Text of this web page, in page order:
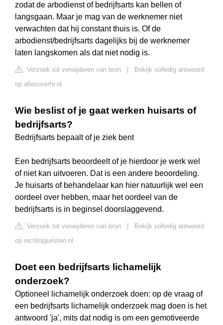
zodat de arbodienst of bedrijfsarts kan bellen of
langsgaan. Maar je mag van de werknemer niet
verwachten dat hij constant thuis is. Of de
arbodienst/bedrijfsarts dagelijks bij de werknemer
laten langskomen als dat niet nodig is.
Verzoek tot verwijderen van bron
Bekijk volledig antwoord
op allesoverhr.nl
Wie beslist of je gaat werken huisarts of
bedrijfsarts?
Bedrijfsarts bepaalt of je ziek bent
Een bedrijfsarts beoordeelt of je hierdoor je werk wel
of niet kan uitvoeren. Dat is een andere beoordeling.
Je huisarts of behandelaar kan hier natuurlijk wel een
oordeel over hebben, maar het oordeel van de
bedrijfsarts is in beginsel doorslaggevend.
Verzoek tot verwijderen van bron
Bekijk volledig antwoord
op rechtopjuristen.nl
Doet een bedrijfsarts lichamelijk
onderzoek?
Optioneel lichamelijk onderzoek doen: op de vraag of
een bedrijfsarts lichamelijk onderzoek mag doen is het
antwoord 'ja', mits dat nodig is om een gemotiveerde